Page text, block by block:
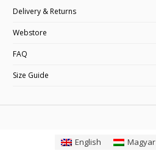
Delivery & Returns
Webstore
FAQ
Size Guide
English Magyar